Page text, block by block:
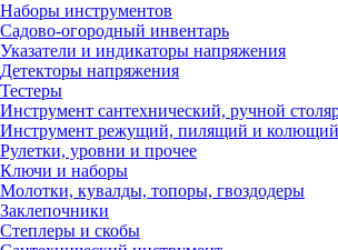
Наборы инструментов
Садово-огородный инвентарь
Указатели и индикаторы напряжения
Детекторы напряжения
Тестеры
Инструмент сантехнический, ручной
Инструмент режущий, пилящий и колющий
Рулетки, уровни и прочее
Ключи и наборы
Молотки, кувалды, топоры, гвоздодеры
Заклепочники
Степлеры и скобы